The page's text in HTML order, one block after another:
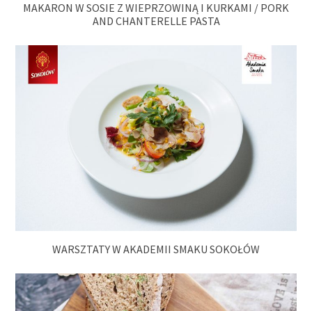
MAKARON W SOSIE Z WIEPRZOWINĄ I KURKAMI / PORK
AND CHANTERELLE PASTA
WARSZTATY W AKADEMII SMAKU SOKOŁÓW